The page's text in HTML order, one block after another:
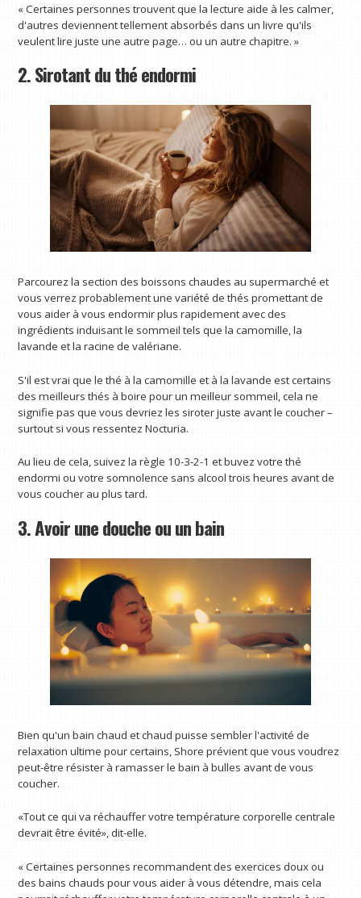
« Certaines personnes trouvent que la lecture aide à les calmer,
d'autres deviennent tellement absorbés dans un livre qu'ils
veulent lire juste une autre page… ou un autre chapitre. »
2. Sirotant du thé endormi
Parcourez la section des boissons chaudes au supermarché et
vous verrez probablement une variété de thés promettant de
vous aider à vous endormir plus rapidement avec des
ingrédients induisant le sommeil tels que la camomille, la
lavande et la racine de valériane.
S'il est vrai que le thé à la camomille et à la lavande est certains
des meilleurs thés à boire pour un meilleur sommeil, cela ne
signifie pas que vous devriez les siroter juste avant le coucher –
surtout si vous ressentez Nocturia.
Au lieu de cela, suivez la règle 10-3-2-1 et buvez votre thé
endormi ou votre somnolence sans alcool trois heures avant de
vous coucher au plus tard.
3. Avoir une douche ou un bain
Bien qu'un bain chaud et chaud puisse sembler l'activité de
relaxation ultime pour certains, Shore prévient que vous voudrez
peut-être résister à ramasser le bain à bulles avant de vous
coucher.
«Tout ce qui va réchauffer votre température corporelle centrale
devrait être évité», dit-elle.
« Certaines personnes recommandent des exercices doux ou
des bains chauds pour vous aider à vous détendre, mais cela